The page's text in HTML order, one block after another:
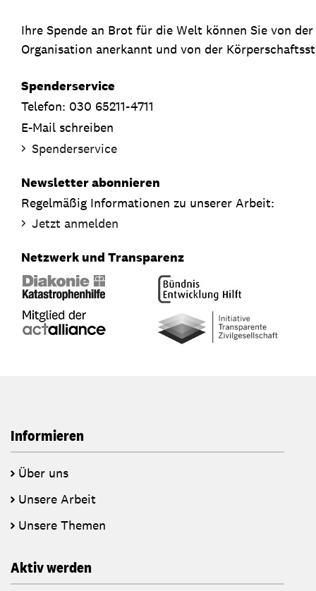
Ihre Spende an Brot für die Welt können Sie von
Organisation anerkannt und von der
Spenderservice
Telefon: 030 65211-4711
E-Mail schreiben
Spenderservice
Newsletter abonnieren
Regelmäßig Informationen zu unserer Arbeit:
Jetzt anmelden
Netzwerk und Transparenz
Informieren
Über uns
Unsere Arbeit
Unsere Themen
Aktiv werden